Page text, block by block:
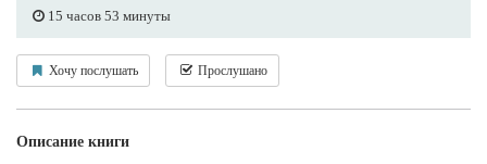
15 часов 53 минуты
Хочу послушать Прослушано
Описание книги